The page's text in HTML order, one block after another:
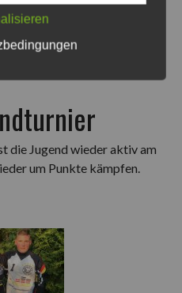
die Jugend wieder aktiv am
um Punkte kämpfen.